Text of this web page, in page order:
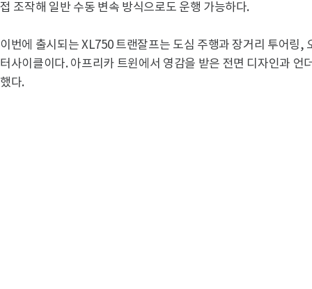
접 조작해 일반 수동 변속 방식으로도 운행 가능하다.
이번에 출시되는 XL750 트랜잘프는 도심 주행과 장거리 투어링,
터사이클이다. 아프리카 트윈에서 영감을 받은 전면 디자인과 언
했다.